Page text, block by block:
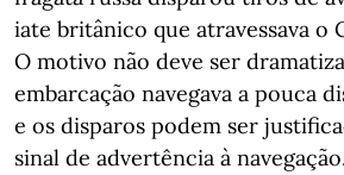
iate britânico que atravessava o
O motivo não deve ser
embarcação navegava a pouca
e os disparos podem ser
sinal de advertência à